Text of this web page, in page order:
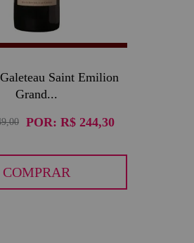
Saint Emilion
Grand...
POR: R$ 244,30
COMPRAR